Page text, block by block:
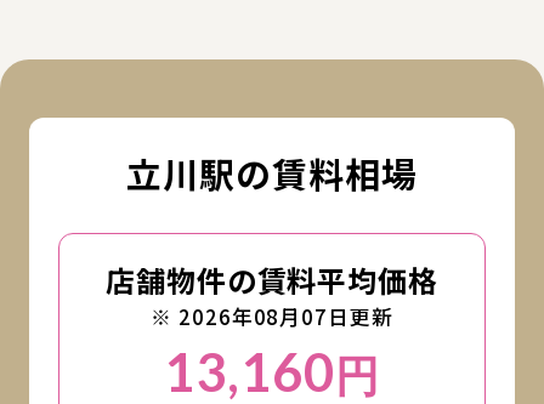
立川駅の賃料相場
店舗物件の賃料平均価格
※ 2026年08月07日更新
13,160円